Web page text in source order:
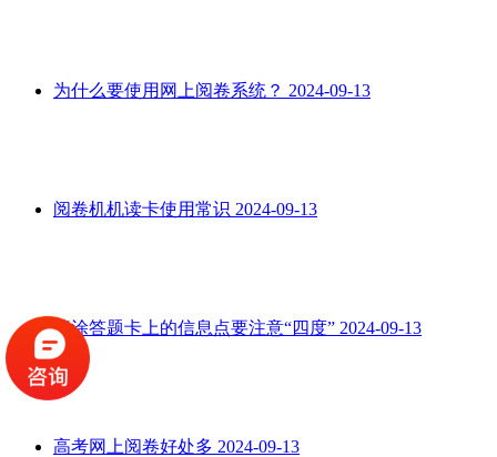
为什么要使用网上阅卷系统？ 2024-09-13
阅卷机机读卡使用常识 2024-09-13
填涂答题卡上的信息点要注意“四度” 2024-09-13
高考网上阅卷好处多 2024-09-13